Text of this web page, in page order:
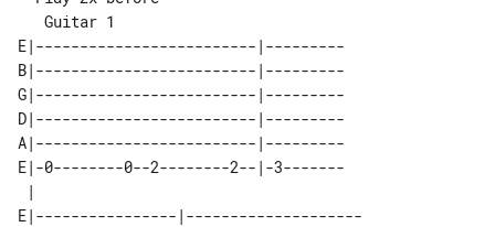
E|-------------------------|---------
B|-------------------------|---------
G|-------------------------|---------
D|-------------------------|---------
A|-------------------------|---------
E|-0--------0--2--------2--|-3-------
E|----------------|--------------------